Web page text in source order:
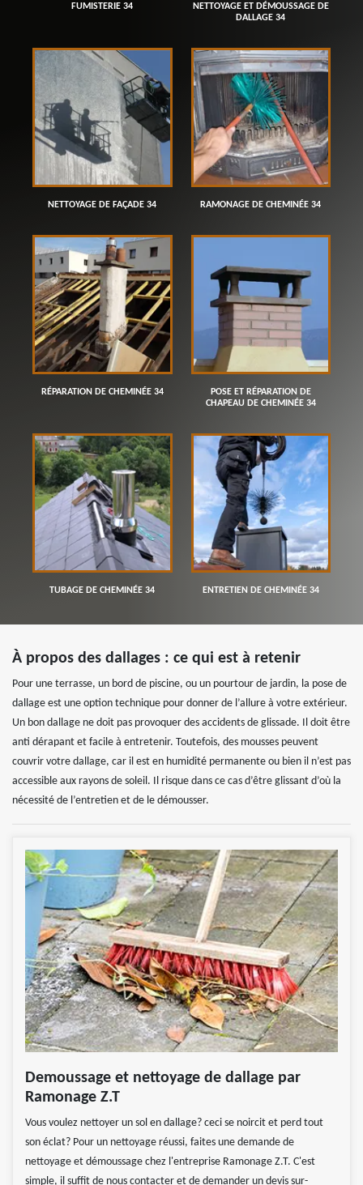
FUMISTERIE 34
NETTOYAGE ET DÉMOUSSAGE DE
DALLAGE 34
NETTOYAGE DE FAÇADE 34 RAMONAGE DE CHEMINÉE 34
RÉPARATION DE CHEMINÉE 34
POSE ET RÉPARATION DE
CHAPEAU DE CHEMINÉE 34
TUBAGE DE CHEMINÉE 34 ENTRETIEN DE CHEMINÉE 34
À propos des dallages : ce qui est à retenir
Pour une terrasse, un bord de piscine, ou un pourtour de jardin, la pose de
dallage est une option technique pour donner de l’allure à votre extérieur.
Un bon dallage ne doit pas provoquer des accidents de glissade. Il doit être
anti dérapant et facile à entretenir. Toutefois, des mousses peuvent
couvrir votre dallage, car il est en humidité permanente ou bien il n’est pas
accessible aux rayons de soleil. Il risque dans ce cas d’être glissant d’où la
nécessité de l’entretien et de le démousser.
Demoussage et nettoyage de dallage par
Ramonage Z.T
Vous voulez nettoyer un sol en dallage? ceci se noircit et perd tout
son éclat? Pour un nettoyage réussi, faites une demande de
nettoyage et démoussage chez l'entreprise Ramonage Z.T. C'est
simple, il suffit de nous contacter et de demander un devis sur-